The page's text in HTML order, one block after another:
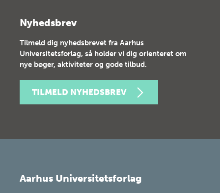
Nyhedsbrev
Tilmeld dig nyhedsbrevet fra Aarhus
Universitetsforlag, så holder vi dig orienteret om
nye bøger, aktiviteter og gode tilbud.
TILMELD NYHEDSBREV
Aarhus Universitetsforlag